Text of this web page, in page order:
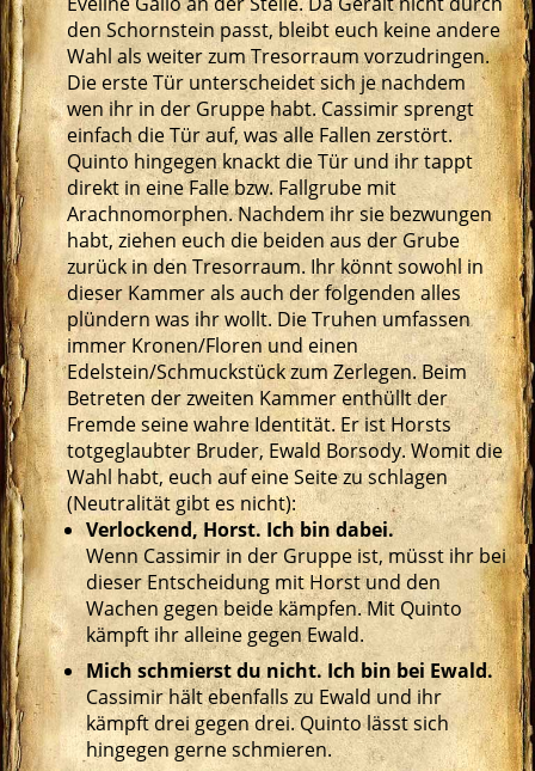
den Schornstein passt, bleibt euch keine andere
Wahl als weiter zum Tresorraum vorzudringen.
Die erste Tür unterscheidet sich je nachdem
wen ihr in der Gruppe habt. Cassimir sprengt
einfach die Tür auf, was alle Fallen zerstört.
Quinto hingegen knackt die Tür und ihr tappt
direkt in eine Falle bzw. Fallgrube mit
Arachnomorphen. Nachdem ihr sie bezwungen
habt, ziehen euch die beiden aus der Grube
zurück in den Tresorraum. Ihr könnt sowohl in
dieser Kammer als auch der folgenden alles
plündern was ihr wollt. Die Truhen umfassen
immer Kronen/Floren und einen
Edelstein/Schmuckstück zum Zerlegen. Beim
Betreten der zweiten Kammer enthüllt der
Fremde seine wahre Identität. Er ist Horsts
totgeglaubter Bruder, Ewald Borsody. Womit die
Wahl habt, euch auf eine Seite zu schlagen
(Neutralität gibt es nicht):
Verlockend, Horst. Ich bin dabei.
Wenn Cassimir in der Gruppe ist, müsst ihr bei
dieser Entscheidung mit Horst und den
Wachen gegen beide kämpfen. Mit Quinto
kämpft ihr alleine gegen Ewald.
Mich schmierst du nicht. Ich bin bei Ewald.
Cassimir hält ebenfalls zu Ewald und ihr
kämpft drei gegen drei. Quinto lässt sich
hingegen gerne schmieren.